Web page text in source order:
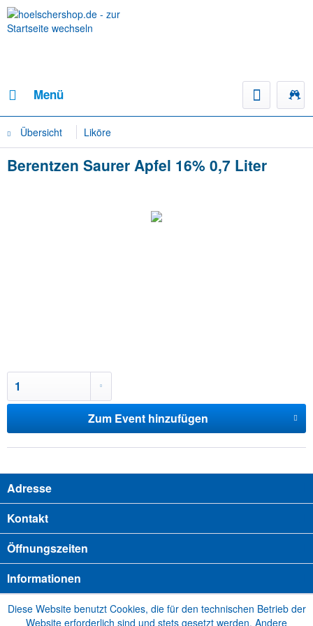
Menü
Übersicht Liköre
Berentzen Saurer Apfel 16% 0,7 Liter
Zum Event hinzufügen
Adresse
Kontakt
Öffnungszeiten
Informationen
Diese Website benutzt Cookies, die für den technischen Betrieb der
Website erforderlich sind und stets gesetzt werden. Andere